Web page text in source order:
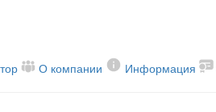
О компании Информация